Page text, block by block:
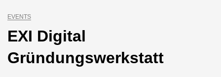
EVENTS
EXI Digital
Gründungswerkstatt